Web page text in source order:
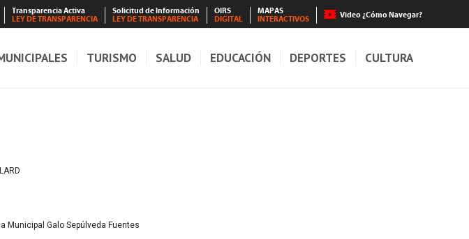
Transparencia Activa
LEY DE TRANSPARENCIA
Solicitud de Información
LEY DE TRANSPARENCIA
OIRS
DIGITAL
MAPAS
INTERACTIVOS
Video ¿Cómo Navegar?
TURISMO SALUD EDUCACIÓN DEPORTES CULTURA
Municipal Galo Sepúlveda Fuentes